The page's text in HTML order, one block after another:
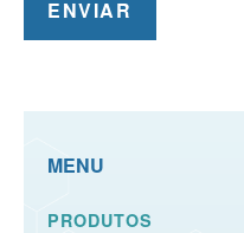
MENU
PRODUTOS